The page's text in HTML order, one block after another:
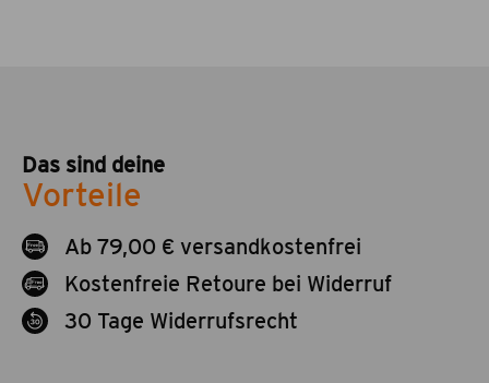
Das sind deine
Vorteile
Ab 79,00 € versandkostenfrei
Kostenfreie Retoure bei Widerruf
30 Tage Widerrufsrecht